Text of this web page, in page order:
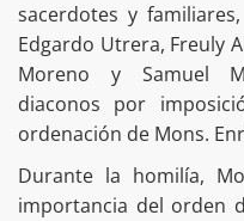
sacerdotes y
Edgardo Utrera, Freuly
Moreno y Samuel
diaconos por
ordenación de Mons.
Durante la homilía,
importancia del orden